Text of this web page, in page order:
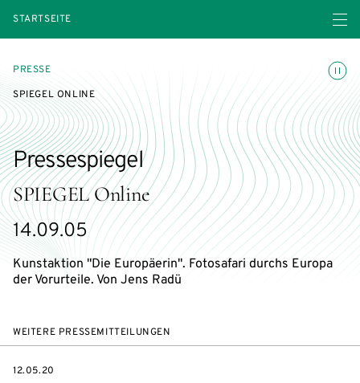
STARTSEITE Menü
PRESSE
SPIEGEL ONLINE
SPIEGEL Online
Pressespiegel
14.09.05
Kunstaktion "Die Europäerin". Fotosafari durchs Europa
der Vorurteile. Von Jens Radü
WEITERE PRESSEMITTEILUNGEN
DATE
12.05.20